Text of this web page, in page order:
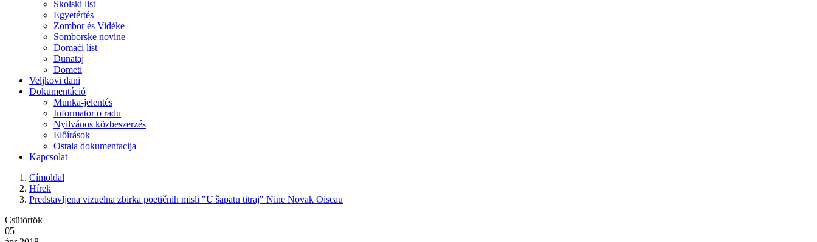
Školski list
Egyetértés
Zombor és Vidéke
Somborske novine
Domaći list
Dunataj
Dometi
Veljkovi dani
Dokumentáció
Munka-jelentés
Informator o radu
Nyilvános közbeszerzés
Előírások
Ostala dokumentacija
Kapcsolat
Címoldal
Hírek
Predstavljena vizuelna zbirka poetičnih misli "U šapatu titraj" Nine Novak Oiseau
Csütörtök
05